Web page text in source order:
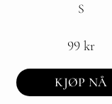
S
99 kr
KJØP NÅ